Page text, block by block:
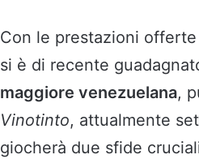
Con le prestazioni
si è di recente
maggiore venezuelana,
Vinotinto, attualmente
giocherà due sfide